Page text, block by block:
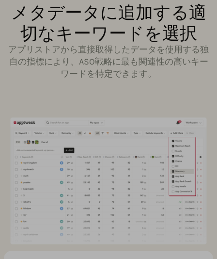
メタデータに追加する適
切なキーワードを選択
アプリストアから直接取得したデータを使用する独
自の指標により、ASO戦略に最も関連性の高いキー
ワードを特定できます。